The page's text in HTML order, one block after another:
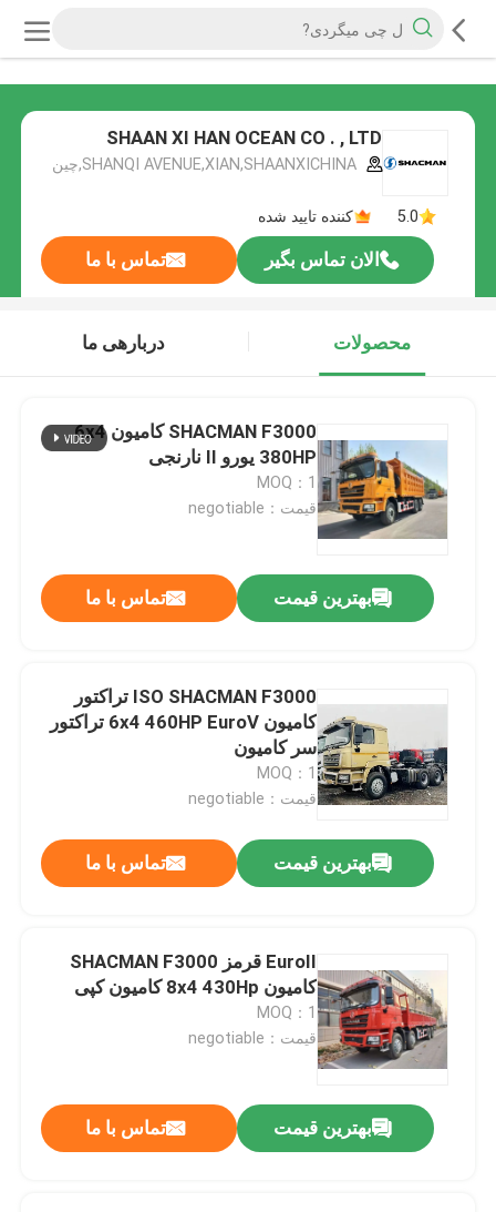
SHAAN XI HAN OCEAN CO . , LTD
5.0 کننده تایید شده
الان تماس بگیر تماس با ما
محصولات دربارهی ما
SHACMAN F3000 کامیون 6x4
380HP یورو II نارنجی
MOQ：1
قیمت：negotiable
بهترین قیمت تماس با ما
ISO SHACMAN F3000 تراکتور
کامیون 6x4 460HP EuroV تراکتور
سر کامیون
MOQ：1
قیمت：negotiable
بهترین قیمت تماس با ما
EuroII قرمز SHACMAN F3000
کامیون 8x4 430Hp کامیون کپی
MOQ：1
قیمت：negotiable
بهترین قیمت تماس با ما